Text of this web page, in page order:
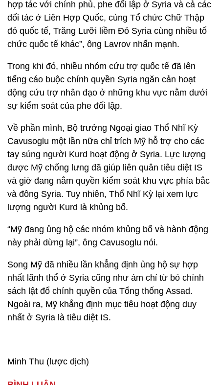
hợp tác với chính phủ, phe đối lập ở Syria và cả các
đối tác ở Liên Hợp Quốc, cùng Tổ chức Chữ Thập
đỏ quốc tế, Trăng Lưỡi liềm Đỏ Syria cùng nhiều tổ
chức quốc tế khác”, ông Lavrov nhấn mạnh.
Trong khi đó, nhiều nhóm cứu trợ quốc tế đã lên
tiếng cáo buộc chính quyền Syria ngăn cản hoạt
động cứu trợ nhân đạo ở những khu vực nằm dưới
sự kiểm soát của phe đối lập.
Về phần mình, Bộ trưởng Ngoại giao Thổ Nhĩ Kỳ
Cavusoglu một lần nữa chỉ trích Mỹ hỗ trợ cho các
tay súng người Kurd hoạt động ở Syria. Lực lượng
được Mỹ chống lưng đã giúp liên quân tiêu diệt IS
và giờ đang nắm quyền kiểm soát khu vực phía bắc
và đông Syria. Tuy nhiên, Thổ Nhĩ Kỳ lại xem lực
lượng người Kurd là khủng bố.
“Mỹ đang ủng hộ các nhóm khủng bố và hành động
này phải dừng lại”, ông Cavusoglu nói.
Song Mỹ đã nhiều lần khẳng định ủng hộ sự hợp
nhất lãnh thổ ở Syria cũng như ám chỉ từ bỏ chính
sách lật đổ chính quyền của Tổng thống Assad.
Ngoài ra, Mỹ khẳng định mục tiêu hoạt động duy
nhất ở Syria là tiêu diệt IS.
Minh Thu (lược dịch)